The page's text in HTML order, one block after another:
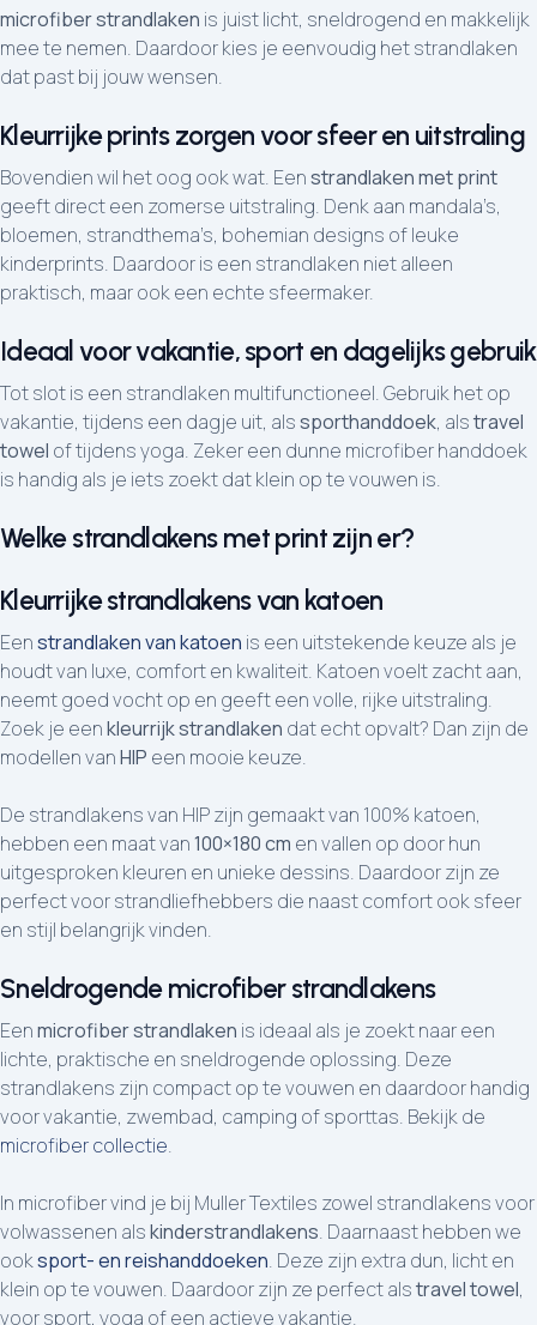
microfiber strandlaken is juist licht, sneldrogend en makkelijk
mee te nemen. Daardoor kies je eenvoudig het strandlaken
dat past bij jouw wensen.
Kleurrijke prints zorgen voor sfeer en uitstraling
Bovendien wil het oog ook wat. Eenstrandlaken met print
geeft direct een zomerse uitstraling. Denk aan mandala’s,
bloemen, strandthema’s, bohemian designs of leuke
kinderprints. Daardoor is een strandlaken niet alleen
praktisch, maar ook een echte sfeermaker.
Ideaal voor vakantie, sport en dagelijks gebruik
Tot slot is een strandlaken multifunctioneel. Gebruik het op
vakantie, tijdens een dagje uit, alssporthanddoek, alstravel
towel of tijdens yoga. Zeker een dunne microfiber handdoek
is handig als je iets zoekt dat klein op te vouwen is.
Welke strandlakens met print zijn er?
Kleurrijke strandlakens van katoen
Eenstrandlaken van katoen is een uitstekende keuze als je
houdt van luxe, comfort en kwaliteit. Katoen voelt zacht aan,
neemt goed vocht op en geeft een volle, rijke uitstraling.
Zoek je eenkleurrijk strandlaken dat echt opvalt? Dan zijn de
modellen vanHIP een mooie keuze.
De strandlakens van HIP zijn gemaakt van 100% katoen,
hebben een maat van100×180 cm en vallen op door hun
uitgesproken kleuren en unieke dessins. Daardoor zijn ze
perfect voor strandliefhebbers die naast comfort ook sfeer
en stijl belangrijk vinden.
Sneldrogende microfiber strandlakens
Eenmicrofiber strandlaken is ideaal als je zoekt naar een
lichte, praktische en sneldrogende oplossing. Deze
strandlakens zijn compact op te vouwen en daardoor handig
voor vakantie, zwembad, camping of sporttas. Bekijk de
microfiber collectie.
In microfiber vind je bij Muller Textiles zowel strandlakens voor
volwassenen alskinderstrandlakens. Daarnaast hebben we
ooksport- en reishanddoeken. Deze zijn extra dun, licht en
klein op te vouwen. Daardoor zijn ze perfect alstravel towel,
voor sport, yoga of een actieve vakantie.